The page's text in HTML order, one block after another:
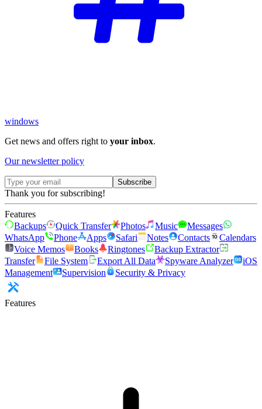
windows
Get news and offers right to your inbox.
Our newsletter policy
Subscribe
Thank you for subscribing!
Features
Backups
Quick Transfer Photos Music
Messages
WhatsApp
Phone Apps Safari Notes Contacts
Calendars
Voice Memos
Books Ringtones
Backup Extractor
Transfer
File System Export All Data Spyware Analyzer
iOS
Management
Supervision Security & Privacy
Features